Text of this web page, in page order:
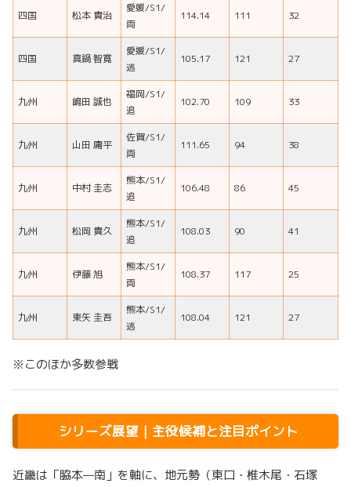
四国 松本 貴治
愛媛/S1/
両
114.14 111 32
四国 真鍋 智寛
愛媛/S1/
逃
105.17 121 27
九州 嶋田 誠也
福岡/S1/
追
102.70 109 33
九州 山田 庸平
佐賀/S1/
両
111.65 94 38
九州 中村 圭志
熊本/S1/
追
106.48 86 45
九州 松岡 貴久
熊本/S1/
追
108.03 90 41
九州 伊藤 旭
熊本/S1/
両
108.37 117 25
九州 東矢 圭吾
熊本/S1/
逃
108.04 121 27
※このほか多数参戦
シリーズ展望｜主役候補と注目ポイント
近畿は「脇本—南」を軸に、地元勢（東口・椎木尾・石塚